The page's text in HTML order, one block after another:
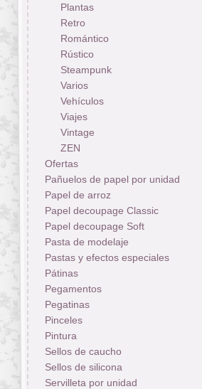
Plantas
Retro
Romántico
Rústico
Steampunk
Varios
Vehículos
Viajes
Vintage
ZEN
Ofertas
Pañuelos de papel por unidad
Papel de arroz
Papel decoupage Classic
Papel decoupage Soft
Pasta de modelaje
Pastas y efectos especiales
Pátinas
Pegamentos
Pegatinas
Pinceles
Pintura
Sellos de caucho
Sellos de silicona
Servilleta por unidad